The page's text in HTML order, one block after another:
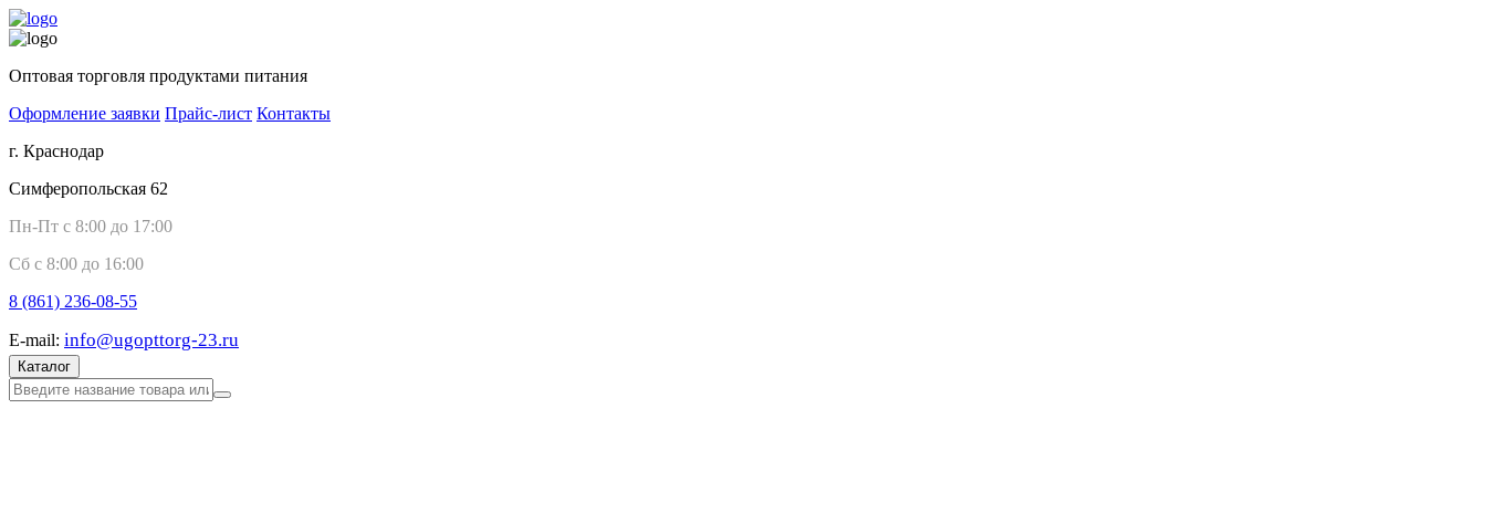
Оптовая торговля продуктами питания
Оформление заявки Прайс-лист Контакты
г. Краснодар
Симферопольская 62
Пн-Пт с 8:00 до 17:00
Сб с 8:00 до 16:00
8 (861) 236-08-55
E-mail: info@ugopttorg-23.ru
Каталог